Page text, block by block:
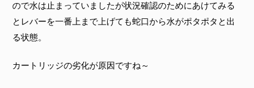
ので水は止まっていましたが状況確認のためにあけてみる
とレバーを一番上まで上げても蛇口から水がポタポタと出
る状態。
カートリッジの劣化が原因ですね～